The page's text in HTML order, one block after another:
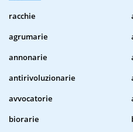
racchie
agrumarie
annonarie
antirivoluzionarie
avvocatorie
biorarie